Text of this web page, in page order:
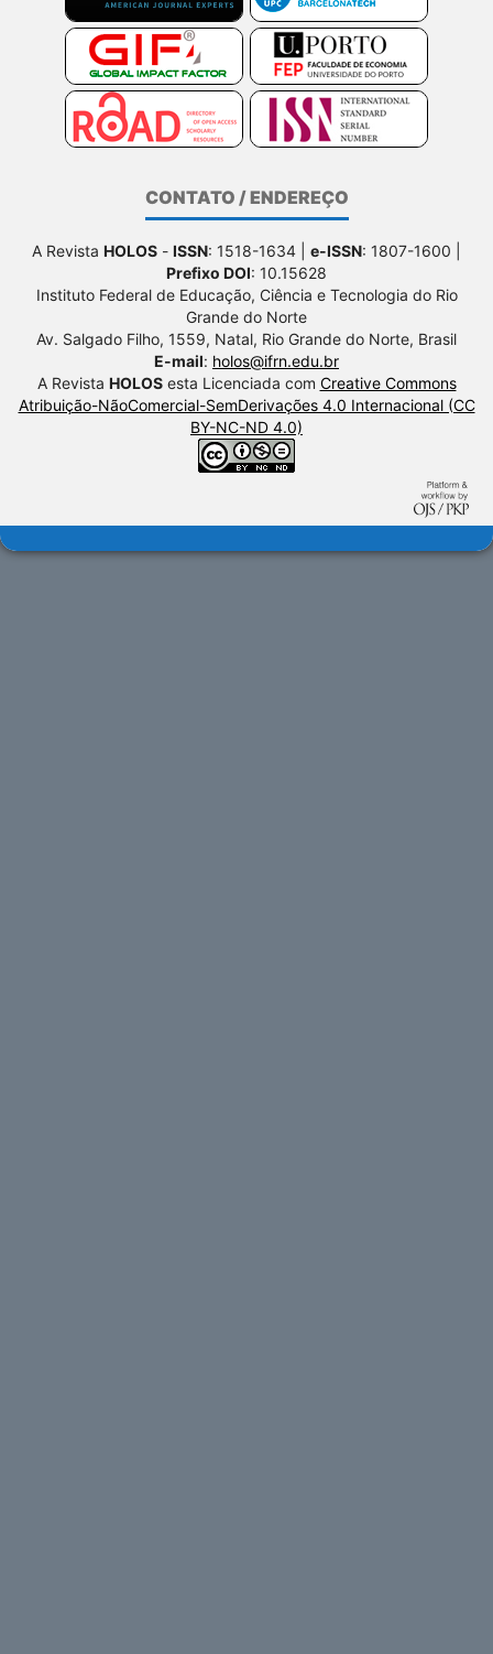
CONTATO / ENDEREÇO
A Revista HOLOS - ISSN: 1518-1634 | e-ISSN: 1807-1600 |
Prefixo DOI: 10.15628
Instituto Federal de Educação, Ciência e Tecnologia do Rio
Grande do Norte
Av. Salgado Filho, 1559, Natal, Rio Grande do Norte, Brasil
E-mail: holos@ifrn.edu.br
A Revista HOLOSesta Licenciada com Creative Commons
Atribuição-NãoComercial-SemDerivações 4.0 Internacional (CC
BY-NC-ND 4.0)